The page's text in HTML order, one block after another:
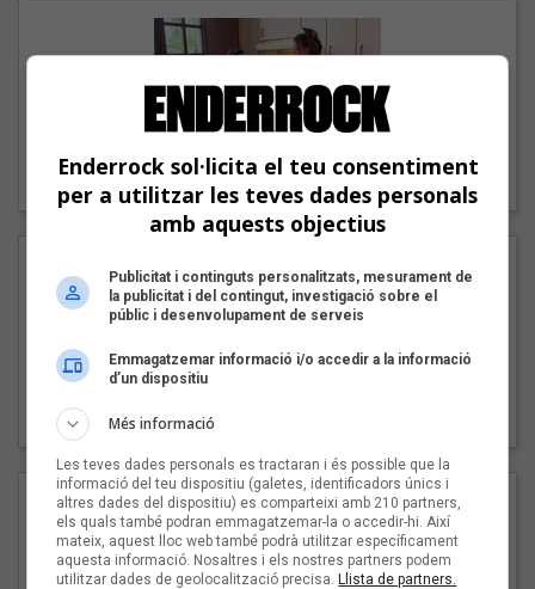
"Lo bueno y lo malo"
Carmen y María
Pep Álvarez amb Joan Muntaner (Xanguito)
Enderrock sol·licita el teu consentiment
per a utilitzar les teves dades personals
amb aquests objectius
Publicitat i continguts personalitzats, mesurament de
la publicitat i del contingut, investigació sobre el
públic i desenvolupament de serveis
Emmagatzemar informació i/o accedir a la informació
d’un dispositiu
Més informació
Les teves dades personals es tractaran i és possible que la
informació del teu dispositiu (galetes, identificadors únics i
altres dades del dispositiu) es comparteixi amb 210 partners,
els quals també podran emmagatzemar-la o accedir-hi. Així
mateix, aquest lloc web també podrà utilitzar específicament
aquesta informació. Nosaltres i els nostres partners podem
utilitzar dades de geolocalització precisa.Llista de partners.